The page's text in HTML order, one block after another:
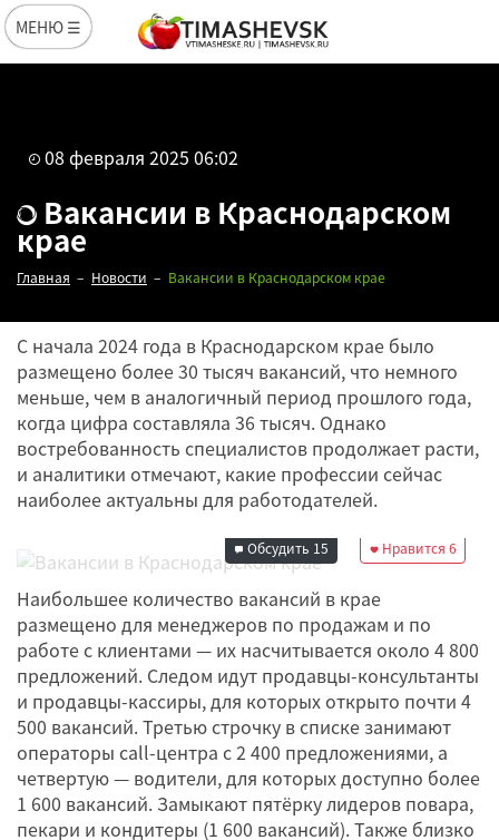
МЕНЮ ☰
08 февраля 2025 06:02
Вакансии в Краснодарском
крае
Главная Новости Вакансии в Краснодарском крае
С начала 2024 года в Краснодарском крае было
размещено более 30 тысяч вакансий, что немного
меньше, чем в аналогичный период прошлого года,
когда цифра составляла 36 тысяч. Однако
востребованность специалистов продолжает расти,
и аналитики отмечают, какие профессии сейчас
наиболее актуальны для работодателей.
Редакция
08 февраля 2025
Нравится 6
Обсудить 15
Наибольшее количество вакансий в крае
размещено для менеджеров по продажам и по
работе с клиентами — их насчитывается около 4 800
предложений. Следом идут продавцы-консультанты
и продавцы-кассиры, для которых открыто почти 4
500 вакансий. Третью строчку в списке занимают
операторы call-центра с 2 400 предложениями, а
четвертую — водители, для которых доступно более
1 600 вакансий. Замыкают пятёрку лидеров повара,
пекари и кондитеры (1 600 вакансий). Также близко